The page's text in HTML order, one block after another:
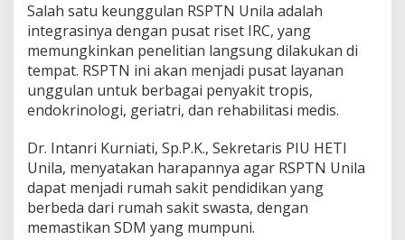
t
L
a
m
p
u
n
d
a
n
R
e
p
Salah satu keunggulan RSPTN Unila adalah
integrasinya dengan pusat riset IRC, yang
memungkinkan penelitian langsung dilakukan di
tempat. RSPTN ini akan menjadi pusat layanan
unggulan untuk berbagai penyakit tropis,
endokrinologi, geriatri, dan rehabilitasi medis.
Dr. Intanri Kurniati, Sp.P.K., Sekretaris PIU HETI
Unila, menyatakan harapannya agar RSPTN Unila
dapat menjadi rumah sakit pendidikan yang
berbeda dari rumah sakit swasta, dengan
memastikan SDM yang mumpuni.